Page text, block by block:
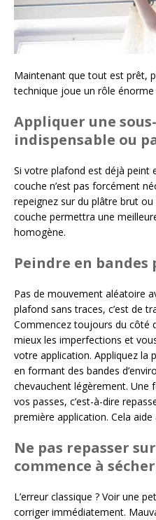
Maintenant que tout est prêt,
technique joue un rôle énorme
Appliquer une
indispensable ou
Si votre plafond est déjà peint
couche n’est pas forcément
repeignez sur du plâtre brut
couche permettra une
homogène.
Peindre en bandes
Pas de mouvement aléatoire
plafond sans traces, c’est de
Commencez toujours du côté
mieux les imperfections et
votre application. Appliquez la
en formant des bandes
chevauchent légèrement.
vos passes, c’est-à-dire
première application. Cela
Ne pas repasser
commence à sécher
L’erreur classique ? Voir une
corriger immédiatement.